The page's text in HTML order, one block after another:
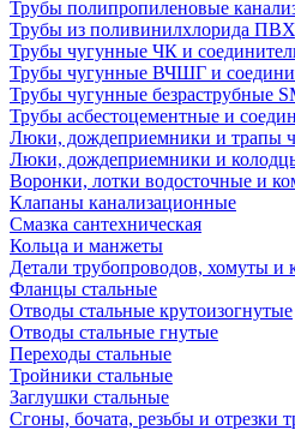
Трубы полипропиленовые
Трубы из поливинилхлорида
Трубы чугунные ЧК и
Трубы чугунные ВЧШГ и
Трубы чугунные безраструбные
Трубы асбестоцементные и
Люки, дождеприемники и трапы
Люки, дождеприемники и
Воронки, лотки водосточные и
Клапаны канализационные
Смазка сантехническая
Кольца и манжеты
Детали трубопроводов, хомуты и
Фланцы стальные
Отводы стальные крутоизогнутые
Отводы стальные гнутые
Переходы стальные
Тройники стальные
Заглушки стальные
Сгоны, бочата, резьбы и отрезки